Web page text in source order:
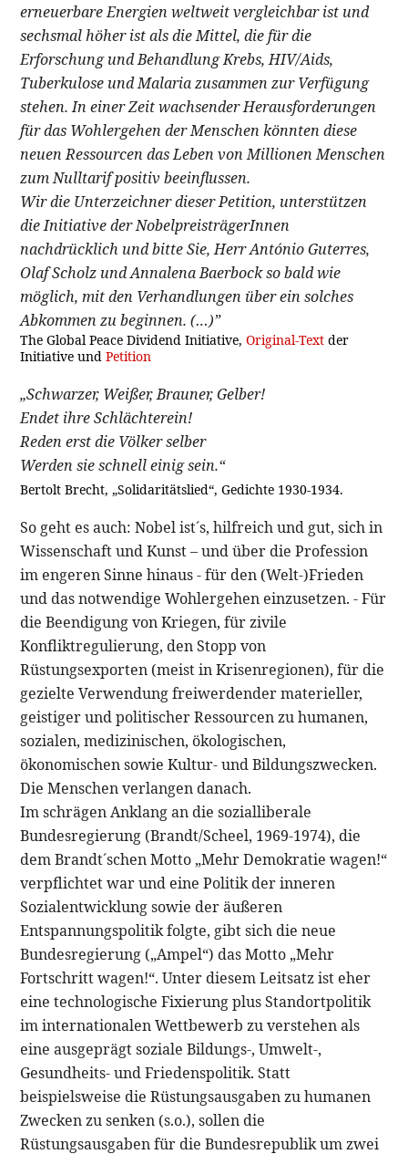
erneuerbare Energien weltweit vergleichbar ist und
sechsmal höher ist als die Mittel, die für die
Erforschung und Behandlung Krebs, HIV/Aids,
Tuberkulose und Malaria zusammen zur Verfügung
stehen. In einer Zeit wachsender Herausforderungen
für das Wohlergehen der Menschen könnten diese
neuen Ressourcen das Leben von Millionen Menschen
zum Nulltarif positiv beeinflussen.
Wir die Unterzeichner dieser Petition, unterstützen
die Initiative der NobelpreisträgerInnen
nachdrücklich und bitte Sie, Herr António Guterres,
Olaf Scholz und Annalena Baerbock so bald wie
möglich, mit den Verhandlungen über ein solches
Abkommen zu beginnen. (…)”
The Global Peace Dividend Initiative,Original-Text der
Initiative undPetition
„Schwarzer, Weißer, Brauner, Gelber!
Endet ihre Schlächterein!
Reden erst die Völker selber
Werden sie schnell einig sein.“
Bertolt Brecht, „Solidaritätslied“, Gedichte 1930-1934.
So geht es auch: Nobel ist´s, hilfreich und gut, sich in
Wissenschaft und Kunst – und über die Profession
im engeren Sinne hinaus - für den (Welt-)Frieden
und das notwendige Wohlergehen einzusetzen. - Für
die Beendigung von Kriegen, für zivile
Konfliktregulierung, den Stopp von
Rüstungsexporten (meist in Krisenregionen), für die
gezielte Verwendung freiwerdender materieller,
geistiger und politischer Ressourcen zu humanen,
sozialen, medizinischen, ökologischen,
ökonomischen sowie Kultur- und Bildungszwecken.
Die Menschen verlangen danach.
Im schrägen Anklang an die sozialliberale
Bundesregierung (Brandt/Scheel, 1969-1974), die
dem Brandt´schen Motto „Mehr Demokratie wagen!“
verpflichtet war und eine Politik der inneren
Sozialentwicklung sowie der äußeren
Entspannungspolitik folgte, gibt sich die neue
Bundesregierung („Ampel“) das Motto „Mehr
Fortschritt wagen!“. Unter diesem Leitsatz ist eher
eine technologische Fixierung plus Standortpolitik
im internationalen Wettbewerb zu verstehen als
eine ausgeprägt soziale Bildungs-, Umwelt-,
Gesundheits- und Friedenspolitik. Statt
beispielsweise die Rüstungsausgaben zu humanen
Zwecken zu senken (s.o.), sollen die
Rüstungsausgaben für die Bundesrepublik um zwei